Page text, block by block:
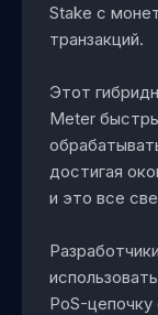
Stake с
транзакций.
Этот
Meter
достигая
и это все
PoS-